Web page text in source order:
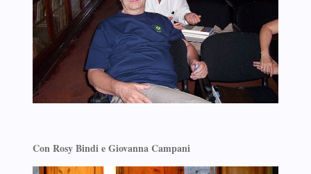
Con Rosy Bindi e Giovanna Campani